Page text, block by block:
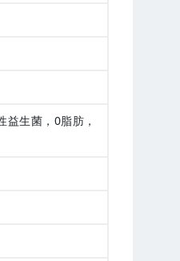
生菌，0脂肪，